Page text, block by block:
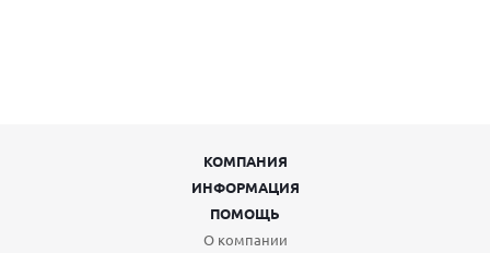
КОМПАНИЯ
ИНФОРМАЦИЯ
ПОМОЩЬ
О компании